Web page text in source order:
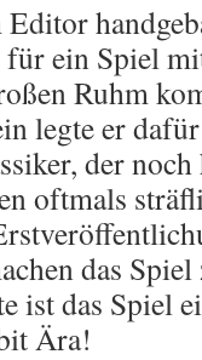
ein Spiel
Ruhm
legte er
der
oftmals
das
ist das Spiel
Ära!